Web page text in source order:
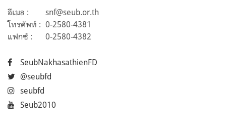
อีเมล :
snf@seub.or.th
โทรศัพท์ : 0-2580-4381
แฟกซ์ :
0-2580-4382
SeubNakhasathienFD
@seubfd
seubfd
Seub2010